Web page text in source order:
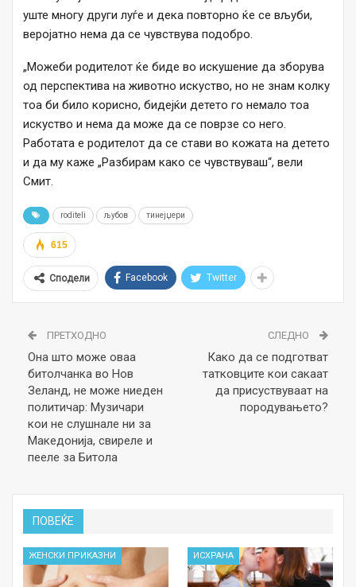
уште многу други луѓе и дека повторно ќе се вљуби,
веројатно нема да се чувствува подобро.
„Можеби родителот ќе биде во искушение да зборува
од перспектива на животно искуство, но не знам колку
тоа би било корисно, бидејќи детето го немало тоа
искуство и нема да може да се поврзе со него.
Работата е родителот да се стави во кожата на детето
и да му каже „Разбирам како се чувствуваш“, вели
Смит.
roditeli љубов тинејџери
615
Сподели Facebook Twitter
ПРЕТХОДНО
Она што може оваа
битолчанка во Нов
Зеланд, не може ниеден
политичар: Музичари
кои не слушнале ни за
Македонија, свиреле и
пееле за Битола
СЛЕДНО
Како да се подготват
татковците кои сакаат
да присуствуваат на
породувањето?
ПОВЕЌЕ
ЖЕНСКИ ПРИКАЗНИ ИСХРАНА